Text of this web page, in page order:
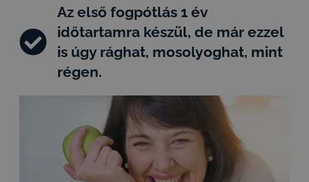
Az első fogpótlás 1 év
időtartamra készül, de már ezzel
is úgy rághat, mosolyoghat, mint
régen.